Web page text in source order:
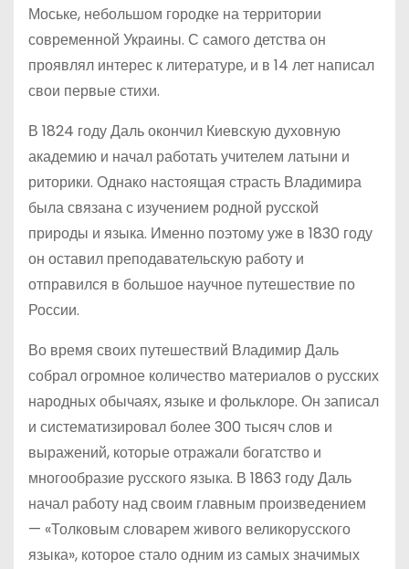
Моське, небольшом городке на территории
современной Украины. С самого детства он
проявлял интерес к литературе, и в 14 лет написал
свои первые стихи.
В 1824 году Даль окончил Киевскую духовную
академию и начал работать учителем латыни и
риторики. Однако настоящая страсть Владимира
была связана с изучением родной русской
природы и языка. Именно поэтому уже в 1830 году
он оставил преподавательскую работу и
отправился в большое научное путешествие по
России.
Во время своих путешествий Владимир Даль
собрал огромное количество материалов о русских
народных обычаях, языке и фольклоре. Он записал
и систематизировал более 300 тысяч слов и
выражений, которые отражали богатство и
многообразие русского языка. В 1863 году Даль
начал работу над своим главным произведением
— «Толковым словарем живого великорусского
языка», которое стало одним из самых значимых